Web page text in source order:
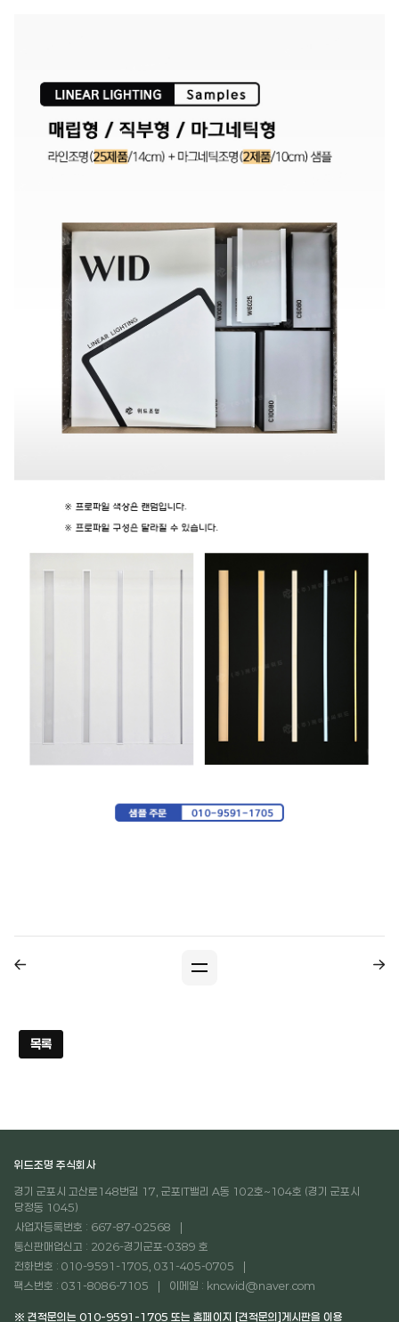
목록
위드조명 주식회사
경기 군포시 고산로148번길 17, 군포IT밸리 A동 102호~104호 (경기 군포시
당정동 1045)
사업자등록번호 : 667-87-02568
통신판매업신고 : 2026-경기군포-0389 호
전화번호 : 010-9591-1705, 031-405-0705
팩스번호 : 031-8086-7105
이메일 : kncwid@naver.com
※ 견적문의는 010-9591-1705 또는 홈페이지 [견적문의]게시판을 이용